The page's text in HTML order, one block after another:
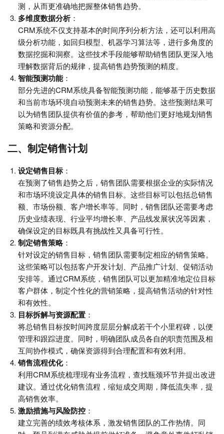
测，从而更准确地把握整体销售趋势。
多维度数据分析：
CRM系统不仅支持基本的时间序列分析方法，还可以利用高
级分析功能，如回归模型、机器学习算法等，进行多角度的
数据挖掘和洞察。这些技术手段能够帮助销售团队更深入地
理解数据背后的规律，提高销售趋势预测的精度。
智能预测功能：
部分先进的CRM系统具备智能预测功能，能够基于历史数据
和当前市场环境自动预测未来的销售趋势。这些预测结果可
以为销售团队提供有价值的参考，帮助他们更好地规划销售
策略和资源分配。
二、制定销售计划
设定销售目标：
在预测了销售趋势之后，销售团队需要根据企业的实际情况
和市场环境设定具体的销售目标。这些目标可以包括总销售
额、市场份额、客户增长率等。同时，销售团队还需要考虑
历史业绩表现、行业平均增长率、产品线发展状况等因素，
确保设定的目标既具有挑战性又具备可行性。
制定销售策略 ：
针对设定的销售目标，销售团队需要制定相应的销售策略。
这些策略可以包括客户开发计划、产品推广计划、促销活动
安排等。通过CRM系统，销售团队可以更加精准地定位目标
客户群体，制定个性化的营销策略，提高销售活动的针对性
和有效性。
目标拆解与资源配置 ：
将总销售目标按时间跨度层层分解成若干个小里程碑，以便
管理和跟踪进度。同时，明确团队成员各自的职责范围及相
互间协作模式，确保资源得到合理配置和有效利用。
销售流程优化：
利用CRM系统梳理现有业务流程，查找瓶颈环节并提出改进
建议。通过优化销售流程，缩短成交周期，降低流失率，提
高销售效率。
激励措施与风险防控 ：
建立完善的绩效考核体系，激发销售团队的工作热情。同